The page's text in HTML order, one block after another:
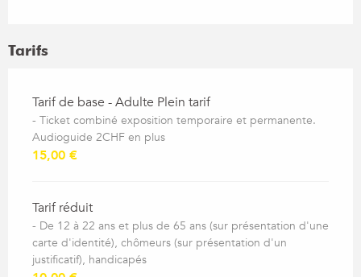
Tarifs
Tarifs 2026
Tarif de base - Adulte Plein tarif
- Ticket combiné exposition temporaire et permanente.
Audioguide 2CHF en plus
15,00 €
Tarif réduit
- De 12 à 22 ans et plus de 65 ans (sur présentation d'une
carte d'identité), chômeurs (sur présentation d'un
justificatif), handicapés